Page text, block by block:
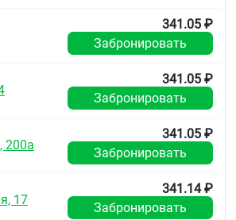
дезинфицирующими и
средствами, особенно
бактерицидное действие может
при увеличении
бактерицидная
возможно только под
врача.
341.05 ₽
Забронировать
341.05 ₽
Забронировать
200а
341.05 ₽
Забронировать
17
341.14 ₽
Забронировать